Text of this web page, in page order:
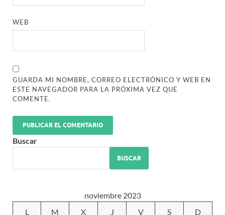
WEB
GUARDA MI NOMBRE, CORREO ELECTRÓNICO Y WEB EN
ESTE NAVEGADOR PARA LA PRÓXIMA VEZ QUE
COMENTE.
Buscar
BUSCAR
noviembre 2023
L
M X J V S D